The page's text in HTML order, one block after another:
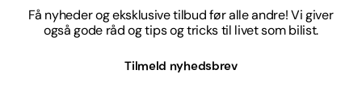
Få nyheder og eksklusive tilbud før alle andre! Vi giver
også gode råd og tips og tricks til livet som bilist.
Tilmeld nyhedsbrev